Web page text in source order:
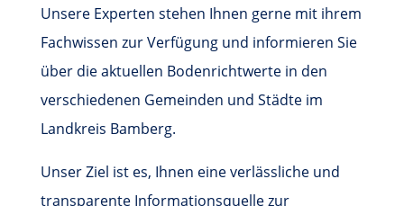
Unsere Experten stehen Ihnen gerne mit ihrem
Fachwissen zur Verfügung und informieren Sie
über die aktuellen Bodenrichtwerte in den
verschiedenen Gemeinden und Städte im
Landkreis Bamberg.
Unser Ziel ist es, Ihnen eine verlässliche und
transparente Informationsquelle zur